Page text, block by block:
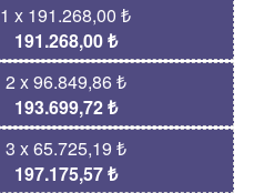
1 x 191.268,00 ₺
191.268,00 ₺
2 x 96.849,86 ₺
193.699,72 ₺
3 x 65.725,19 ₺
197.175,57 ₺